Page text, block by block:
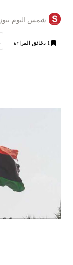
شمس اليوم نيوز 24
1 دقائق القراءة